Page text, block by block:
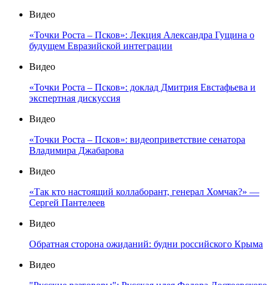
Видео
«Точки Роста – Псков»: Лекция Александра Гущина о
будущем Евразийской интеграции
Видео
«Точки Роста – Псков»: доклад Дмитрия Евстафьева и
экспертная дискуссия
Видео
«Точки Роста – Псков»: видеоприветствие сенатора
Владимира Джабарова
Видео
«Так кто настоящий коллаборант, генерал Хомчак?» —
Сергей Пантелеев
Видео
Обратная сторона ожиданий: будни российского Крыма
Видео